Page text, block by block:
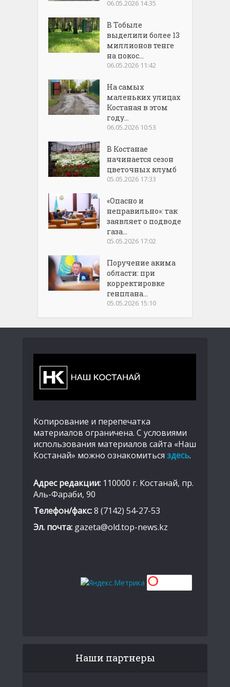
06.05.2026 14:35
В Тобыле
выделили более 13
миллионов тенге
на покос...
06.05.2026 11:42
На самых
маленьких улицах
Костаная в этом
году...
06.05.2026 10:53
В Костанае
начинается сезон
цветочных клумб
05.05.2026 17:33
«Опасно и
неправильно»: так
заявляет о подводе
газа...
05.05.2026 17:02
Поручение акима
области: при
корректировке
генплана...
05.05.2026 15:10
Копирование и перепечатка
материалов ограничена. С условиями
использования материалов сайта «Наш
Костанай» можно ознакомиться здесь.
Адрес редакции: 110000 г. Костанай, пр.
Аль-Фараби, 90
Телефон/факс:8 (7142) 54-27-53
Эл. почта: gazeta@old.top-news.kz
Наши партнеры